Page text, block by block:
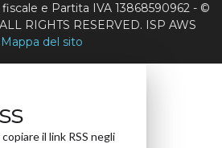
e Partita IVA 13868590962 - ©
RIGHTS RESERVED. ISP AWS
Mappa del sito
il link RSS negli